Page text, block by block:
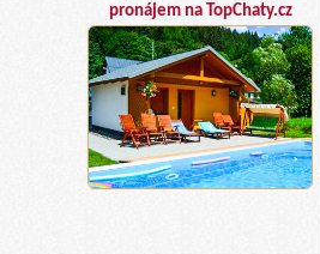
pronájem na TopChaty.cz